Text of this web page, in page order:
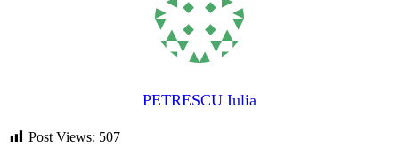
PETRESCU Iulia
Post Views: 507